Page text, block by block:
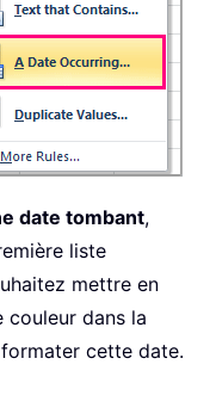
date tombant,
liste
mettre en
couleur dans la
cette date.